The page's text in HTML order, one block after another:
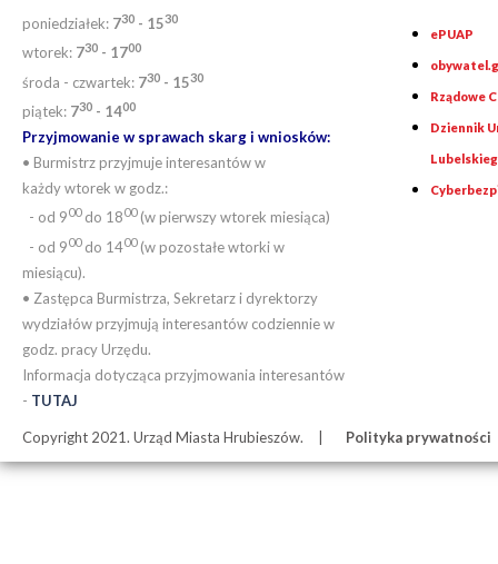
poniedziałek: 730 - 1530
wtorek: 730 - 1700
środa - czwartek: 730 - 1530
piątek: 730 - 1400
Przyjmowanie w sprawach skarg i wniosków:
• Burmistrz przyjmuje interesantów w
każdy wtorek w godz.:
- od 900do 1800(w pierwszy wtorek miesiąca)
- od 900do 1400(w pozostałe wtorki w
miesiącu).
• Zastępca Burmistrza, Sekretarz i dyrektorzy
wydziałów przyjmują interesantów codziennie w
godz. pracy Urzędu.
Informacja dotycząca przyjmowania interesantów
- TUTAJ
ePUAP
Rządowe
Dziennik
Copyright 2021. Urząd Miasta Hrubieszów. Polityka prywatności